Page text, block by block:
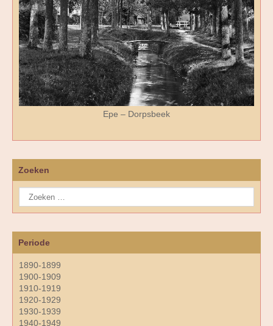
Epe – Dorpsbeek
Zoeken
Periode
1890-1899
1900-1909
1910-1919
1920-1929
1930-1939
1940-1949